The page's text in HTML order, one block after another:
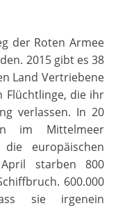
der Roten Armee
2015 gibt es 38
Land Vertriebene
Flüchtlinge, die ihr
verlassen. In 20
im Mittelmeer
europäischen
starben 800
600.000
sie irgenein